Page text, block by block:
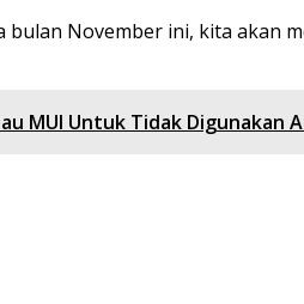
bulan November ini, kita
MUI Untuk Tidak Digunakan